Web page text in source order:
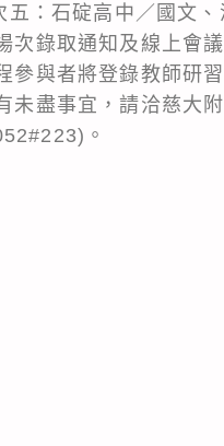
五：石碇高中／國文、
次錄取通知及線上會
參與者將登錄教師研
未盡事宜，請洽慈大
。